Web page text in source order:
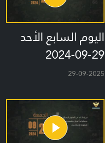
اليوم السابع الأحد
29-09-2024
29-09-2025